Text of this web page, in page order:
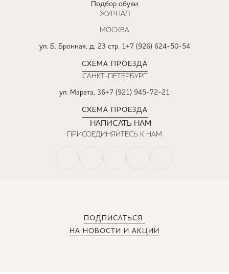
ПОДПИСАТЬСЯ
НА НОВОСТИ И АКЦИИ
Подбор обуви
ЖУРНАЛ
МОСКВА
ул. Б. Бронная, д. 23 стр. 1+7 (926) 624-50-54
СХЕМА ПРОЕЗДА
САНКТ-ПЕТЕРБУРГ
ул. Марата, 36+7 (921) 945-72-21
СХЕМА ПРОЕЗДА
НАПИСАТЬ НАМ
ПРИСОЕДИНЯЙТЕСЬ К НАМ